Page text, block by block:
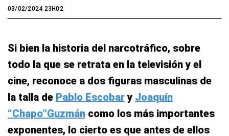
03/02/2024 23H02
Si bien la historia del narcotráfico, sobre
todo la que se retrata en la televisión y el
cine, reconoce a dos figuras masculinas de
la talla de Pablo Escobary Joaquín
“Chapo”Guzmán como los más importantes
exponentes, lo cierto es que antes de ellos